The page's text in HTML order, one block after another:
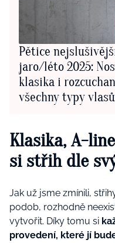
Pětice
jaro/léto 2025:
klasika i
všechny typy
Klasika, A-
si střih dle
Jak už jsme zmínili,
podob, rozhodně
vytvořit. Díky tomu si
provedení, které jí